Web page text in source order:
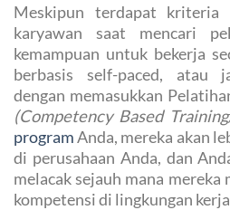
Meskipun terdapat
karyawan saat mencari
kemampuan untuk bekerja
berbasis self-paced, atau
dengan memasukkan
(Competency Based
programAnda, mereka akan
di perusahaan Anda, dan
melacak sejauh mana mereka
kompetensi di lingkungan